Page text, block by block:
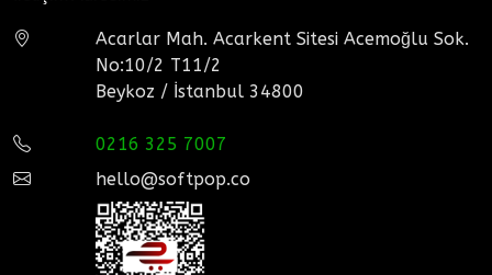
Acarlar Mah. Acarkent Sitesi Acemoğlu Sok.
No:10/2 T11/2
Beykoz / İstanbul 34800
0216 325 7007
hello@softpop.co